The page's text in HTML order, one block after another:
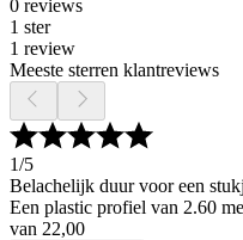
0 reviews
1 ster
1 review
Meeste sterren klantreviews
1/5
Belachelijk duur voor een
Een plastic profiel van 2.60
van 22,00